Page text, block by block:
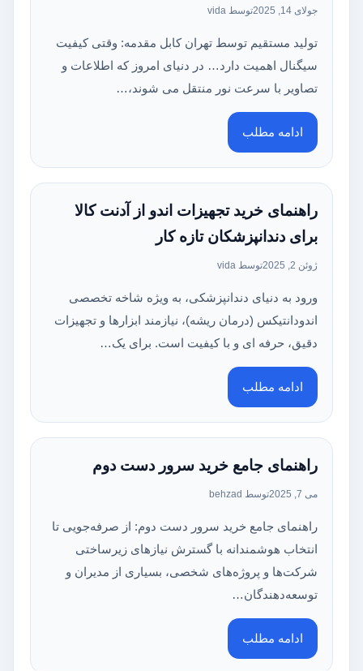
جولای 14, 2025 توسط vida
تولید مستقیم توسط تهران کابل مقدمه: وقتی کیفیت
سیگنال اهمیت دارد… در دنیای امروز که اطلاعات و
تصاویر با سرعت نور منتقل می شوند،…
ادامه مطلب
راهنمای خرید تجهیزات اندو از آدنت کالا
برای دندانپزشکان تازه کار
ژوئن 2, 2025 توسط vida
ورود به دنیای دندانپزشکی، به ویژه شاخه تخصصی
اندودانتیکس (درمان ریشه)، نیازمند ابزارها و تجهیزات
دقیق، حرفه ای و با کیفیت است. برای یک…
ادامه مطلب
راهنمای جامع خرید سرور دست دوم
می 7, 2025 توسط behzad
راهنمای جامع خرید سرور دست دوم: از صرفه‌جویی تا
انتخاب هوشمندانه با گسترش نیازهای زیرساختی
شرکت‌ها و پروژه‌های شخصی، بسیاری از مدیران و
توسعه‌دهندگان…
ادامه مطلب